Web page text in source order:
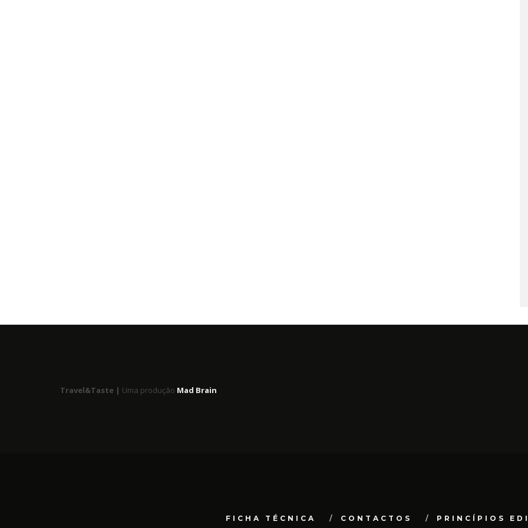
Travel&Taste | Uma produção Mad Brain
FICHA TÉCNICA CONTACTOS PRINCÍPIOS